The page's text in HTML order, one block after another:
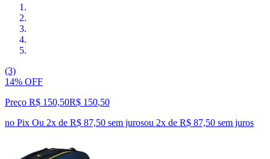
(3)
14% OFF
Preço R$ 150,50R$ 150,50
no Pix Ou 2x de R$ 87,50 sem jurosou 2x de R$ 87,50 sem juros